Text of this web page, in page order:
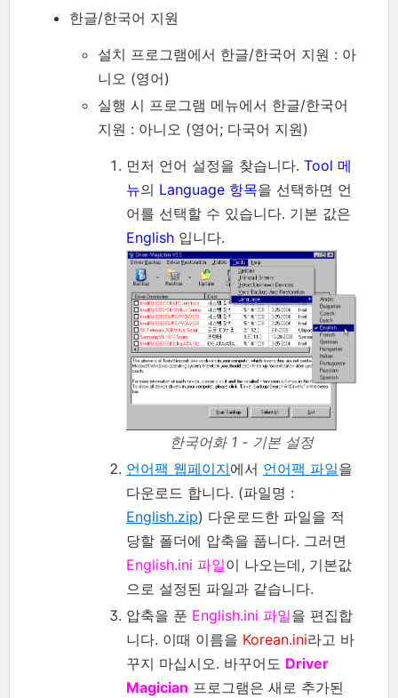
한글/한국어 지원
설치 프로그램에서 한글/한국어 지원 : 아
니오 (영어)
실행 시 프로그램 메뉴에서 한글/한국어
지원 : 아니오 (영어; 다국어 지원)
먼저 언어 설정을 찾습니다. Tool 메
뉴의 Language 항목을 선택하면 언
어를 선택할 수 있습니다. 기본 값은
English 입니다.
한국어화 1 - 기본 설정
언어팩 웹페이지에서 언어팩 파일을
다운로드 합니다. (파일명 :
English.zip) 다운로드한 파일을 적
당할 폴더에 압축을 풉니다. 그러면
English.ini 파일이 나오는데, 기본값
으로 설정된 파일과 같습니다.
압축을 푼 English.ini 파일을 편집합
니다. 이때 이름을 Korean.ini라고 바
꾸지 마십시오. 바꾸어도 Driver
Magician 프로그램은 새로 추가된